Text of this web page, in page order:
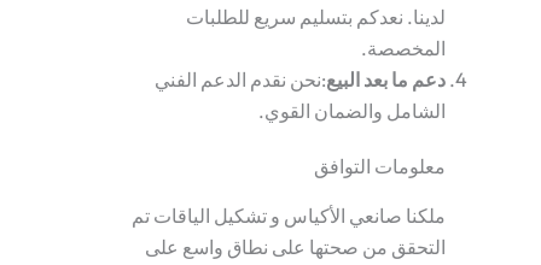
لدينا. نعدكم بتسليم سريع للطلبات
المخصصة.
دعم ما بعد البيع:نحن نقدم الدعم الفني
الشامل والضمان القوي.
معلومات التوافق
ملكنا صانعي الأكياس و تشكيل الياقات تم
التحقق من صحتها على نطاق واسع على